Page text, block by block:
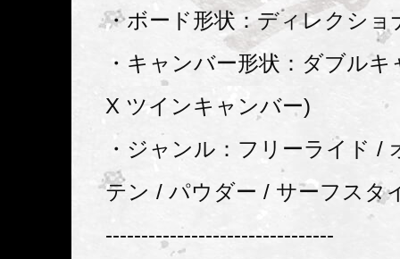
・ボード形状：ディレクショ
・キャンバー形状：ダブル
X ツインキャンバー)
・ジャンル：フリーライド /
テン / パウダー / サーフスタ
--------------------------------